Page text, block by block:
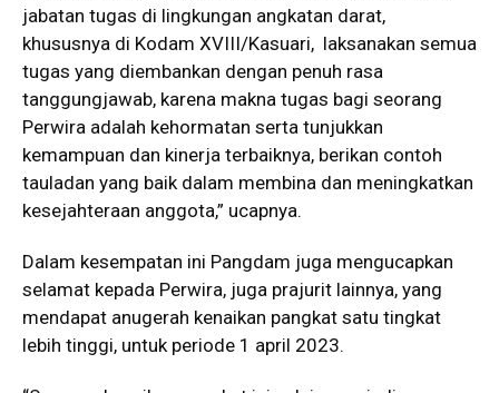
jabatan tugas di lingkungan angkatan darat,
khususnya di Kodam XVIII/Kasuari, laksanakan semua
tugas yang diembankan dengan penuh rasa
tanggungjawab, karena makna tugas bagi seorang
Perwira adalah kehormatan serta tunjukkan
kemampuan dan kinerja terbaiknya, berikan contoh
tauladan yang baik dalam membina dan meningkatkan
kesejahteraan anggota,” ucapnya.
Dalam kesempatan ini Pangdam juga mengucapkan
selamat kepada Perwira, juga prajurit lainnya, yang
mendapat anugerah kenaikan pangkat satu tingkat
lebih tinggi, untuk periode 1 april 2023.